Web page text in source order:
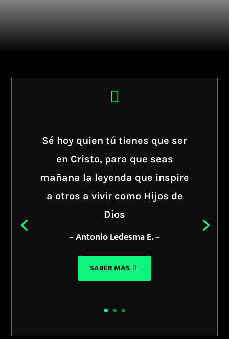

Sé hoy quien tú tienes que ser
en Cristo, para que seas
mañana la leyenda que inspire
a otros a vivir como Hijos de
Dios
– Antonio Ledesma E. –
SABER MÁS